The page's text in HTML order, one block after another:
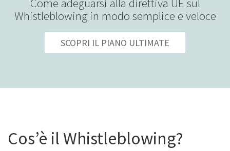
Whistleblowing in modo semplice e veloce
SCOPRI IL PIANO ULTIMATE
Cos’è il Whistleblowing?